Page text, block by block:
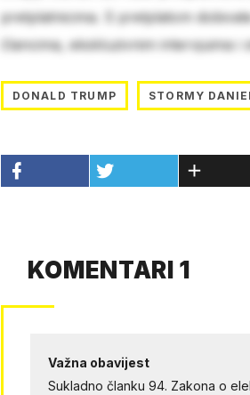
pretplatnicima. S pretplatom
člancima, ekskluzivnim intervjuima i
DONALD TRUMP STORMY
KOMENTARI 1
Važna obavijest
Sukladno članku 94. Zakona o